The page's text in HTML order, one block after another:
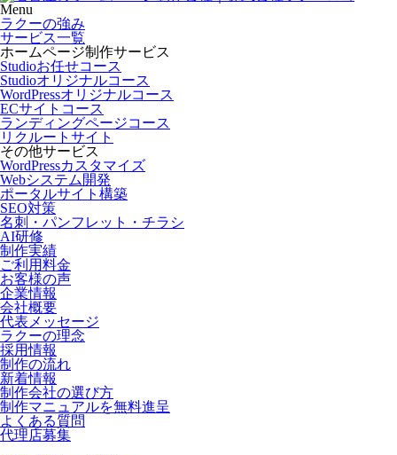
Menu
ラクーの強み
サービス一覧
ホームページ制作サービス
Studioお任せコース
Studioオリジナルコース
WordPressオリジナルコース
ECサイトコース
ランディングページコース
リクルートサイト
その他サービス
WordPressカスタマイズ
Webシステム開発
ポータルサイト構築
SEO対策
名刺・パンフレット・チラシ
AI研修
制作実績
ご利用料金
お客様の声
企業情報
会社概要
代表メッセージ
ラクーの理念
採用情報
制作の流れ
新着情報
制作会社の選び方
制作マニュアルを無料進呈
よくある質問
代理店募集